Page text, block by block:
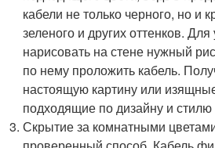
кабели не только черного, но и
зеленого и других оттенков.
нарисовать на стене нужный
по нему проложить кабель.
настоящую картину или
подходящие по дизайну и стилю
Скрытие за комнатными